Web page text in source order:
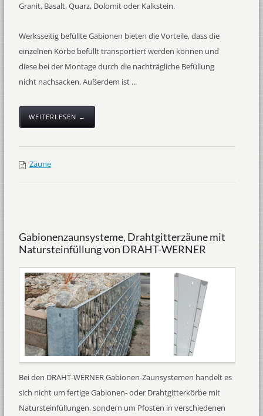
Granit, Basalt, Quarz, Dolomit oder Kalkstein.
Werksseitig befüllte Gabionen bieten die Vorteile, dass die
einzelnen Körbe befüllt transportiert werden können und
diese bei der Montage durch die nachträgliche Befüllung
nicht nachsacken. Außerdem ist ...
WEITERLESEN →
Zäune
Gabionenzaunsysteme, Drahtgitterzäune mit
Natursteinfüllung von DRAHT-WERNER
Bei den DRAHT-WERNER Gabionen-Zaunsystemen handelt es
sich nicht um fertige Gabionen- oder Drahtgitterkörbe mit
Natursteinfüllungen, sondern um Pfosten in verschiedenen